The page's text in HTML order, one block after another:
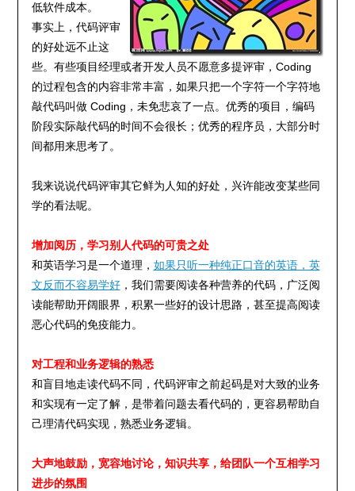
低软件成本。
事实上，代码评审
的好处远不止这
些。有些项目经理或者开发人员不愿意多提评审，Coding
的过程包含的内容非常丰富，如果只把一个字符一个字符地
敲代码叫做 Coding，未免悲哀了一点。优秀的项目，编码
阶段实际敲代码的时间不会很长；优秀的程序员，大部分时
间都用来思考了。
我来说说代码评审其它鲜为人知的好处，兴许能改变某些同
学的看法呢。
增加阅历，学习别人代码的可贵之处
和英语学习是一个道理， 如果只听一种纯正口音的英语，英
文反而不容易学好，我们需要阅读各种营养的代码，广泛阅
读能帮助开阔眼界，积累一些好的设计思路，甚至提高阅读
恶心代码的免疫能力。
对工程和业务逻辑的熟悉
和盲目地走读代码不同，代码评审之前起码是对大致的业务
和实现有一定了解，是带着问题去看代码的，更容易帮助自
己理清代码实现，熟悉业务逻辑。
大声地鼓励，宽容地讨论，知识共享，给团队一个互相学习
进步的氛围